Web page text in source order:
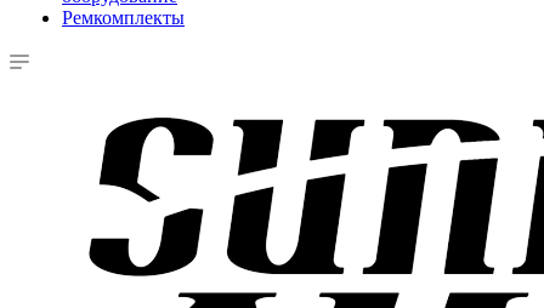
Ремкомплекты